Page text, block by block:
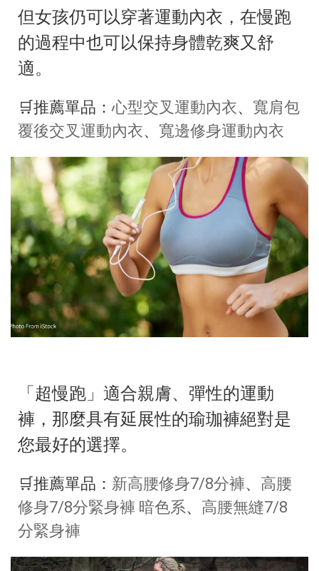
但女孩仍可以穿著運動內衣，在慢跑
的過程中也可以保持身體乾爽又舒
適。
🛒推薦單品：心型交叉運動內衣、 寬肩包
覆後交叉運動內衣、 寬邊修身運動內衣
「超慢跑」適合親膚、彈性的運動
褲，那麼具有延展性的瑜珈褲絕對是
您最好的選擇。
🛒推薦單品： 新高腰修身7/8分褲、 高腰
修身7/8分緊身褲 暗色系、 高腰無縫7/8
分緊身褲